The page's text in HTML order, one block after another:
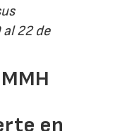
22 de
en